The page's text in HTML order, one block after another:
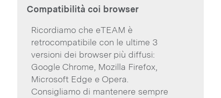
Compatibilità coi browser
Ricordiamo che eTEAM è
retrocompatibile con le ultime 3
versioni dei browser più diffusi:
Google Chrome, Mozilla Firefox,
Microsoft Edge e Opera.
Consigliamo di mantenere sempre